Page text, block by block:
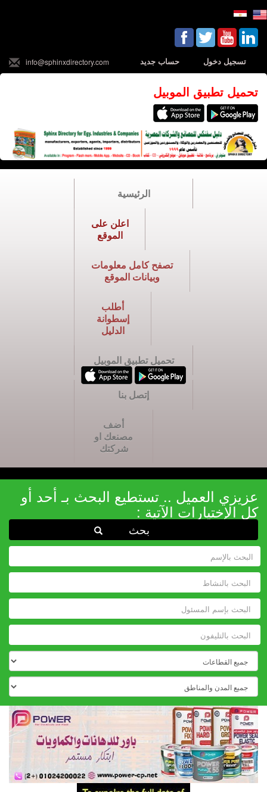
تسجيل دخول حساب جديد info@sphinxdirectory.com
تحميل تطبيق الموبيل
الرئيسية
اعلن على
الموقع
تصفح كامل معلومات
وبيانات الموقع
أطلب
إسطوانة
الدليل
تحميل تطبيق الموبيل
إتصل بنا
أضف
مصنعك او
شركتك
عزيزي العميل .. تستطيع البحث بـ أحد أو
كل الإختيارات الآتية :